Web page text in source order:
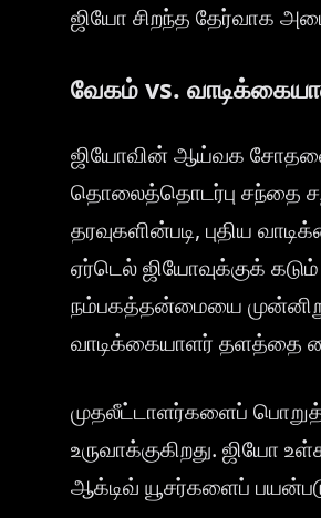
ஜியோ சிறந்த தேர்வாக
வேகம் vs.
ஜியோவின் ஆய்வக
தொலைத்தொடர்பு சந்தை
தரவுகளின்படி, புதிய
ஏர்டெல் ஜியோவுக்குக்
நம்பகத்தன்மையை
வாடிக்கையாளர் தளத்தை
முதலீட்டாளர்களைப்
உருவாக்குகிறது. ஜியோ
ஆக்டிவ் யூசர்களைப்